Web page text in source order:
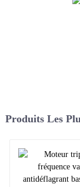
Produits Les